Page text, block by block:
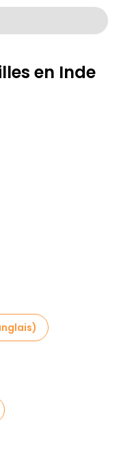
à Jaipur
à Jaipur
Mahal
Palace
en Inde